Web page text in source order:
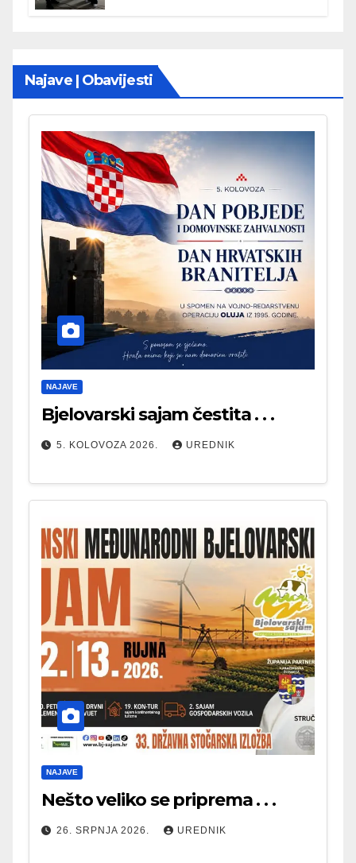
Najave | Obavijesti
NAJAVE
Bjelovarski sajam čestita . . .
5. KOLOVOZA 2026. UREDNIK
NAJAVE
Nešto veliko se priprema . . .
26. SRPNJA 2026. UREDNIK